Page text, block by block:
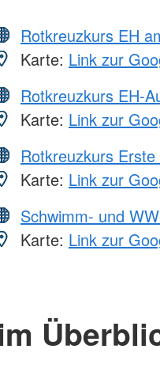
Rotkreuzkurs EH
Karte: Link zur
Rotkreuzkurs EH-
Karte: Link zur
Rotkreuzkurs Erste
Karte: Link zur
Schwimm- und
Karte: Link zur